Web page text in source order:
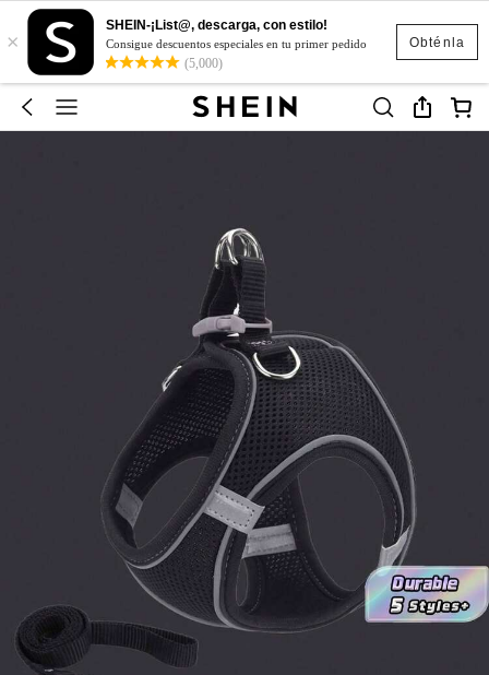
Obténla
×
SHEIN-¡List@, descarga, con estilo!
Consigue descuentos especiales en tu primer pedido
(5,000)